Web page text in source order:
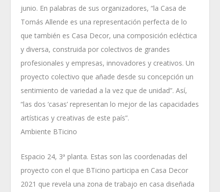
junio. En palabras de sus organizadores, “la Casa de
Tomás Allende es una representación perfecta de lo
que también es Casa Decor, una composición ecléctica
y diversa, construida por colectivos de grandes
profesionales y empresas, innovadores y creativos. Un
proyecto colectivo que añade desde su concepción un
sentimiento de variedad a la vez que de unidad”. Así,
“las dos ‘casas’ representan lo mejor de las capacidades
artísticas y creativas de este país”.
Ambiente BTicino
Espacio 24, 3ª planta. Estas son las coordenadas del
proyecto con el que BTicino participa en Casa Decor
2021 que revela una zona de trabajo en casa diseñada